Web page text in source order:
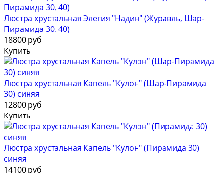
Люстра хрустальная Элегия "Надин" (Журавль, Шар-
Пирамида 30, 40)
18800 руб
Купить
Люстра хрустальная Капель "Кулон" (Шар-Пирамида
30) синяя
12800 руб
Купить
Люстра хрустальная Капель "Кулон" (Пирамида 30)
синяя
14100 руб